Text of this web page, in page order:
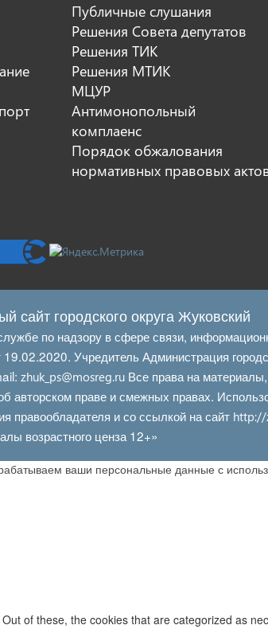
Публичные слушания
Решения Совета депутатов
Решения ТИК
Решения МТИК
МЦУР
Антимонопольный
комплаенс
Порядок обжалования
нормативных правовых
сайт городского округа Жуковский
по надзору в сфере связи,
Учредитель Администрация
zhuk_ps@mosreg.ruВсе права на
авторском праве и смежных правах.
правообладателя и со ссылкой на сайт http://
возрастного ценза 12+»
ваши персональные данные с
of these, the cookies that are categorized as